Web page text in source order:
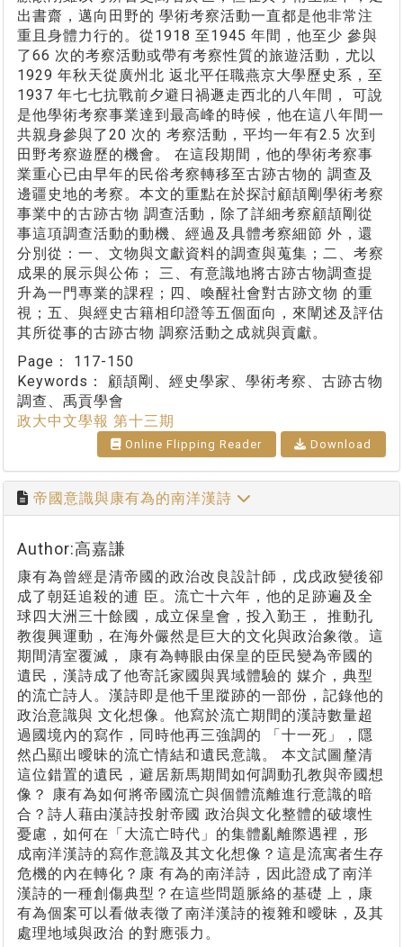
出書齋，邁向田野的 學術考察活動一直都是他非常注
重且身體力行的。從1918 至1945 年間，他至少 參與
了66 次的考察活動或帶有考察性質的旅遊活動，尤以
1929 年秋天從廣州北 返北平任職燕京大學歷史系，至
1937 年七七抗戰前夕避日禍遯走西北的八年間， 可說
是他學術考察事業達到最高峰的時候，他在這八年間一
共親身參與了20 次的 考察活動，平均一年有2.5 次到
田野考察遊歷的機會。 在這段期間，他的學術考察事
業重心已由早年的民俗考察轉移至古跡古物的 調查及
邊疆史地的考察。本文的重點在於探討顧頡剛學術考察
事業中的古跡古物 調查活動，除了詳細考察顧頡剛從
事這項調查活動的動機、經過及具體考察細節 外，還
分別從：一、文物與文獻資料的調查與蒐集；二、考察
成果的展示與公佈； 三、有意識地將古跡古物調查提
升為一門專業的課程；四、喚醒社會對古跡文物 的重
視；五、與經史古籍相印證等五個面向，來闡述及評估
其所從事的古跡古物 調察活動之成就與貢獻。
Page： 117-150
Keywords： 顧頡剛、經史學家、學術考察、古跡古物
調查、禹貢學會
政大中文學報 第十三期
Online Flipping Reader Download
帝國意識與康有為的南洋漢詩
Author:高嘉謙
康有為曾經是清帝國的政治改良設計師，戊戌政變後卻
成了朝廷追殺的逋 臣。流亡十六年，他的足跡遍及全
球四大洲三十餘國，成立保皇會，投入勤王， 推動孔
教復興運動，在海外儼然是巨大的文化與政治象徵。這
期間清室覆滅， 康有為轉眼由保皇的臣民變為帝國的
遺民，漢詩成了他寄託家國與異域體驗的 媒介，典型
的流亡詩人。漢詩即是他千里蹤跡的一部份，記錄他的
政治意識與 文化想像。他寫於流亡期間的漢詩數量超
過國境內的寫作，同時他再三強調的 「十一死」，隱
然凸顯出曖昧的流亡情結和遺民意識。 本文試圖釐清
這位錯置的遺民，避居新馬期間如何調動孔教與帝國想
像？ 康有為如何將帝國流亡與個體流離進行意識的暗
合？詩人藉由漢詩投射帝國 政治與文化整體的破壞性
憂慮，如何在「大流亡時代」的集體亂離際遇裡，形
成南洋漢詩的寫作意識及其文化想像？這是流寓者生存
危機的內在轉化？康 有為的南洋詩，因此證成了南洋
漢詩的一種創傷典型？在這些問題脈絡的基礎 上，康
有為個案可以看做表徵了南洋漢詩的複雜和曖昧，及其
處理地域與政治 的對應張力。